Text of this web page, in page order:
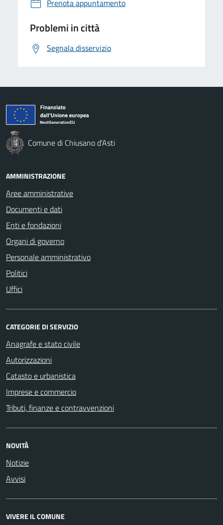
Prenota appuntamento
Problemi in città
Segnala disservizio
Comune di Chiusano d'Asti
AMMINISTRAZIONE
Aree amministrative
Documenti e dati
Enti e fondazioni
Organi di governo
Personale amministrativo
Politici
Uffici
CATEGORIE DI SERVIZIO
Anagrafe e stato civile
Autorizzazioni
Catasto e urbanistica
Imprese e commercio
Tributi, finanze e contravvenzioni
NOVITÀ
Notizie
Avvisi
VIVERE IL COMUNE